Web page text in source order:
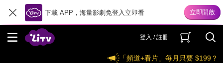
下載 APP，海量影劇免登入立即看
登入 / 註冊
「頻道+看片」每月只要 $199？